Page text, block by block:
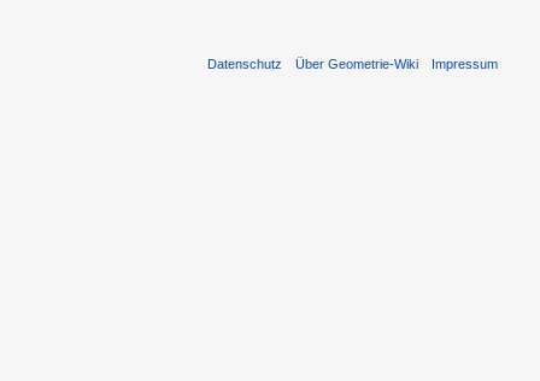
Datenschutz Über Geometrie-Wiki Impressum